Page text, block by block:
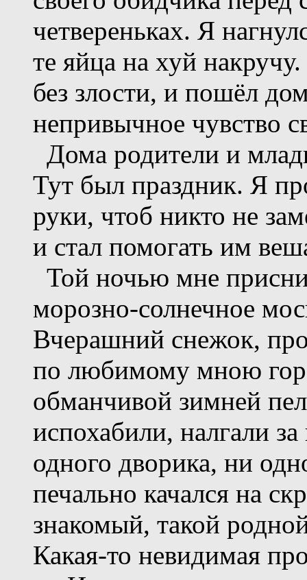
четвереньках. Я
те яйца на хуй
без злости, и пошёл
непривычное чувство
Дома родители и
Тут был праздник. Я
руки, чтоб никто не
и стал помогать им
Той ночью мне
морозно-солнечное
Вчерашний снежок,
по любимому мною
обманчивой зимней
испохабили, налгали
одного дворика, ни
печально качался на
знакомый, такой
Какая-то невидимая